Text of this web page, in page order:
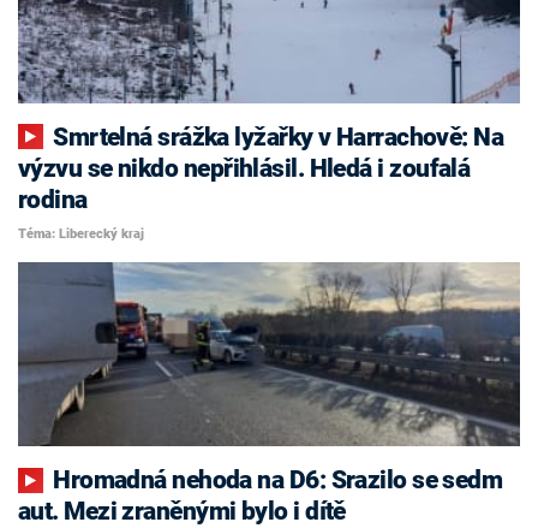
Smrtelná srážka lyžařky v Harrachově: Na
výzvu se nikdo nepřihlásil. Hledá i zoufalá
rodina
Téma: Liberecký kraj
aut. Mezi zraněnými bylo i dítě